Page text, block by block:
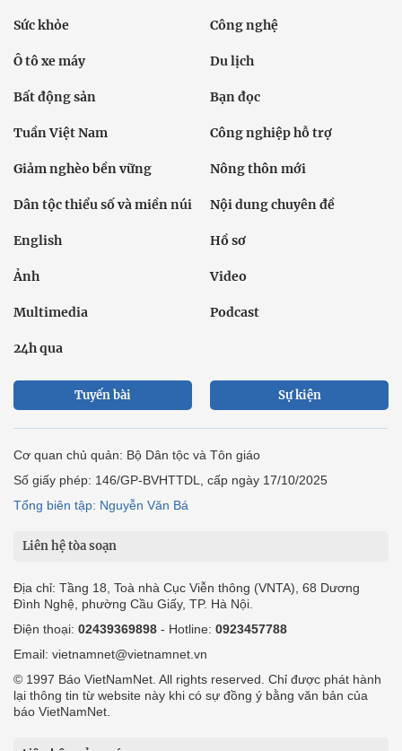
Sức khỏe Công nghệ
Ô tô xe máy Du lịch
Bất động sản Bạn đọc
Tuần Việt Nam Công nghiệp hỗ trợ
Giảm nghèo bền vững Nông thôn mới
Dân tộc thiểu số và miền núi Nội dung chuyên đề
English Hồ sơ
Ảnh Video
Multimedia Podcast
24h qua
Tuyến bài Sự kiện
Cơ quan chủ quản: Bộ Dân tộc và Tôn giáo
Số giấy phép: 146/GP-BVHTTDL, cấp ngày 17/10/2025
Tổng biên tập: Nguyễn Văn Bá
Liên hệ tòa soạn
Địa chỉ: Tầng 18, Toà nhà Cục Viễn thông (VNTA), 68 Dương
Đình Nghệ, phường Cầu Giấy, TP. Hà Nội.
Điện thoại: 02439369898 - Hotline: 0923457788
Email: vietnamnet@vietnamnet.vn
© 1997 Báo VietNamNet. All rights reserved. Chỉ được phát hành
lại thông tin từ website này khi có sự đồng ý bằng văn bản của
báo VietNamNet.